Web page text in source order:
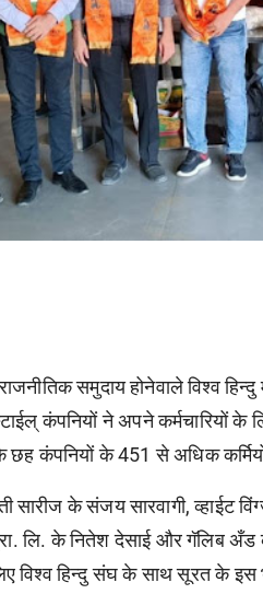
राजनीतिक समुदाय होनेवाले विश्व
कंपनियों ने अपने कर्मचारियों
कंपनियों के 451 से अधिक
सारीज के संजय सारवागी, व्हाईट
प्रा. लि. के नितेश देसाई और गॅलिब
विश्व हिन्दु संघ के साथ सूरत के इस